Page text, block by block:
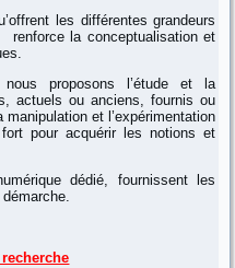
les différentes grandeurs
renforce la conceptualisation et
proposons l’étude et la
actuels ou anciens, fournis ou
et l’expérimentation
pour acquérir les notions et
dédié, fournissent les